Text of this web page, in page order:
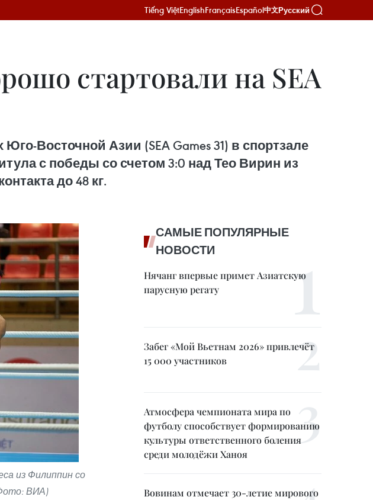
Tiếng ViệtEnglishFrançaisEspañol中文Русский
стартовали на SEA
Восточной Азии (SEA Games 31) в спортзале
с победы со счетом 3:0 над Тео Вирин из
до 48 кг.
из Филиппин со
ВИА)
САМЫЕ ПОПУЛЯРНЫЕ
НОВОСТИ
Нячанг впервые примет Азиатскую
парусную регату
Забег «Мой Вьетнам 2026» привлечёт
15 000 участников
Атмосфера чемпионата мира по
футболу способствует формированию
культуры ответственного боления
среди молодёжи Ханоя
Вовинам отмечает 30-летие мирового